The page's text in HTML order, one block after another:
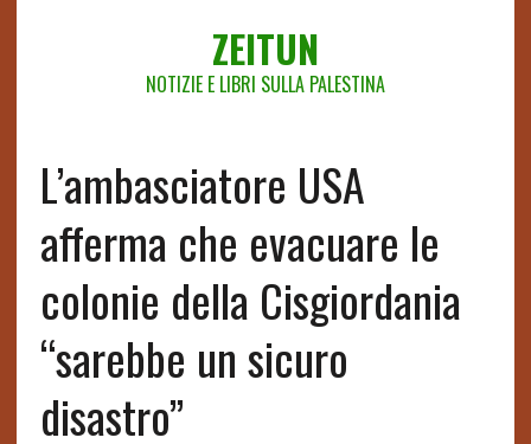
ZEITUN
NOTIZIE E LIBRI SULLA PALESTINA
L’ambasciatore USA
afferma che evacuare le
colonie della Cisgiordania
“sarebbe un sicuro
disastro”